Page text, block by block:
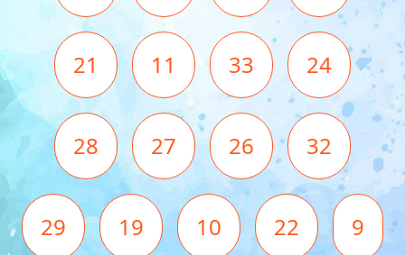
21 11 33 24
28 27 26 32
29 19 10 22 9